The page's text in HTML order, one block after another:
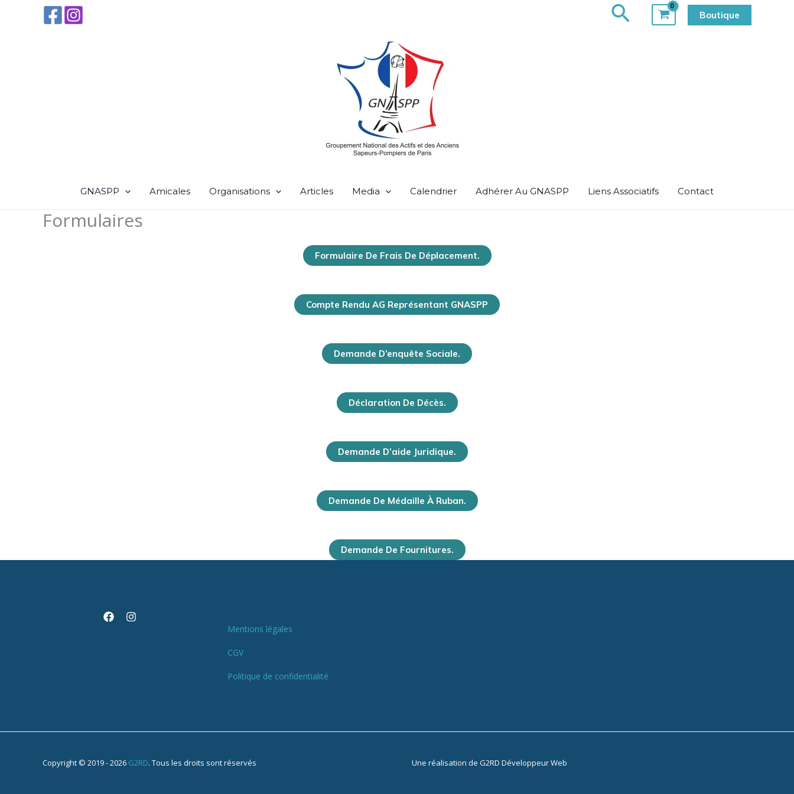
RechercherBoutique
GNASPP Amicales Organisations Articles Media Calendrier Adhérer Au GNASPP Liens Associatifs Contact
Formulaires
Formulaire De Frais De Déplacement.
Compte Rendu AG Représentant GNASPP
Demande D’enquête Sociale.
Déclaration De Décès.
Demande D’aide Juridique.
Demande De Médaille À Ruban.
Demande De Fournitures.
Mentions légales
CGV
Politique de confidentialité
Copyright © 2019 - 2026 G2RD. Tous les droits sont réservés Une réalisation de G2RD Développeur Web